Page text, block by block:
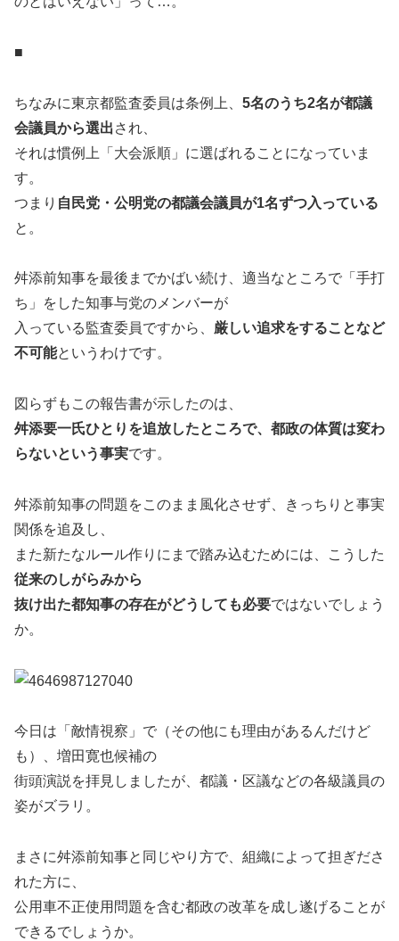
■
ちなみに東京都監査委員は条例上、 5名のうち2名が都議
会議員から選出され、
それは慣例上「大会派順」に選ばれることになっていま
す。
つまり 自民党・公明党の都議会議員が1名ずつ入っている
と。
舛添前知事を最後までかばい続け、適当なところで「手打
ち」をした知事与党のメンバーが
入っている監査委員ですから、 厳しい追求をすることなど
不可能というわけです。
図らずもこの報告書が示したのは、
舛添要一氏ひとりを追放したところで、都政の体質は変わ
らないという事実です。
舛添前知事の問題をこのまま風化させず、きっちりと事実
関係を追及し、
また新たなルール作りにまで踏み込むためには、こうした
従来のしがらみから
抜け出た都知事の存在がどうしても必要ではないでしょう
か。
今日は「敵情視察」で（その他にも理由があるんだけど
も）、増田寛也候補の
街頭演説を拝見しましたが、都議・区議などの各級議員の
姿がズラリ。
まさに舛添前知事と同じやり方で、組織によって担ぎださ
れた方に、
公用車不正使用問題を含む都政の改革を成し遂げることが
できるでしょうか。